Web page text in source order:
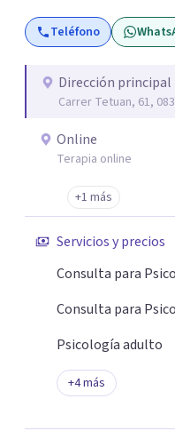
aceptar quien eres: un ser humano que siente, que piensa
y que hace; un ser que se contradice, que tiene dudas y que
Teléfono
Dirección principal
Carrer Tetuan, 61,
Online
Terapia online
+1 más
Servicios y precios
Consulta para
Consulta para
Psicología adulto
+4más